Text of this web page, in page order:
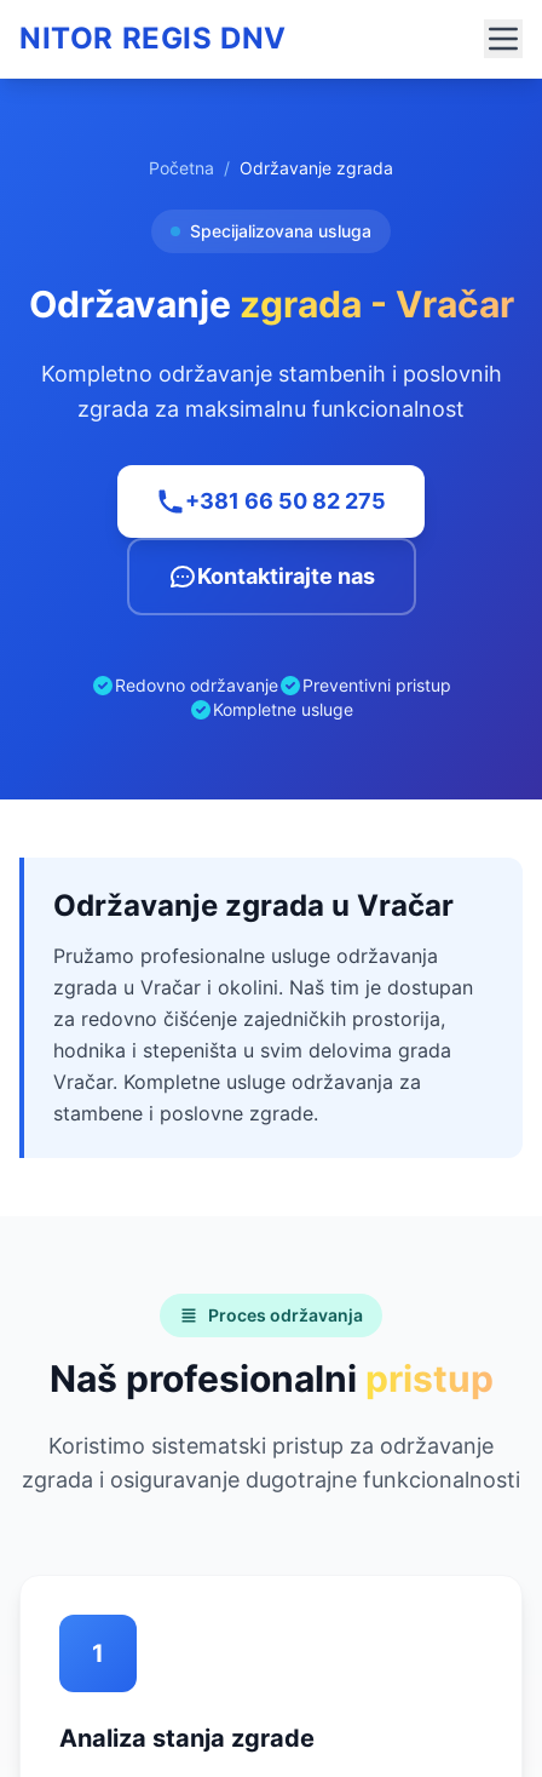
NITOR REGIS DNV
Početna / Održavanje zgrada
Specijalizovana usluga
Održavanje zgrada - Vračar
Kompletno održavanje stambenih i poslovnih
zgrada za maksimalnu funkcionalnost
+381 66 50 82 275
Kontaktirajte nas
Redovno održavanje
Preventivni pristup
Kompletne usluge
Održavanje zgrada u Vračar
Pružamo profesionalne usluge održavanja
zgrada u Vračar i okolini. Naš tim je dostupan
za redovno čišćenje zajedničkih prostorija,
hodnika i stepeništa u svim delovima grada
Vračar. Kompletne usluge održavanja za
stambene i poslovne zgrade.
Proces održavanja
Naš profesionalni pristup
Koristimo sistematski pristup za održavanje
zgrada i osiguravanje dugotrajne funkcionalnosti
1
Analiza stanja zgrade